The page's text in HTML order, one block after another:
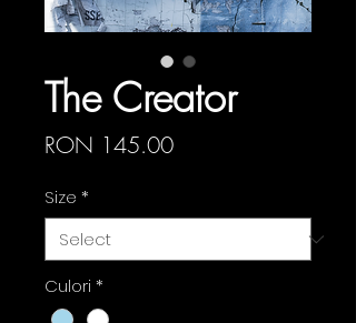
The Creator
RON 145.00Price
Size *
Culori *